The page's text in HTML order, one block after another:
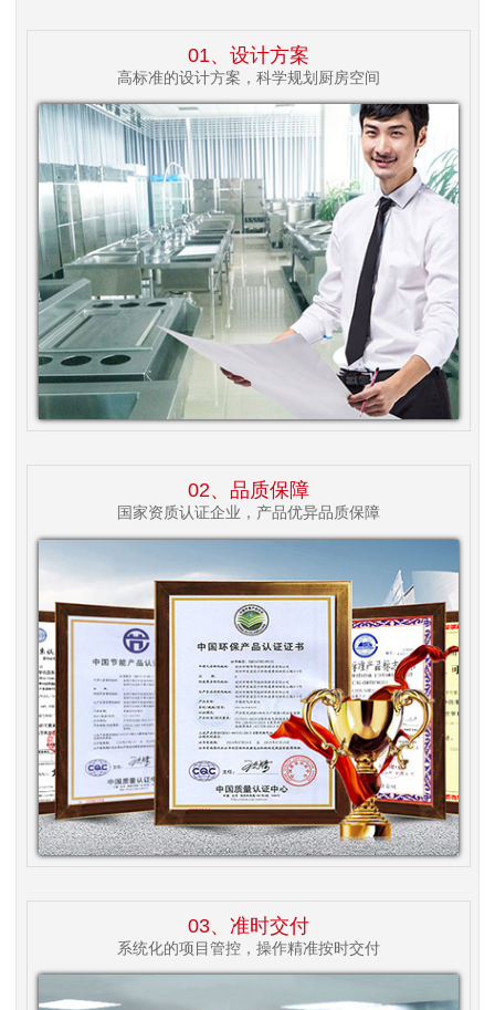
01、设计方案
高标准的设计方案，科学规划厨房空间
02、品质保障
国家资质认证企业，产品优异品质保障
03、准时交付
系统化的项目管控，操作精准按时交付